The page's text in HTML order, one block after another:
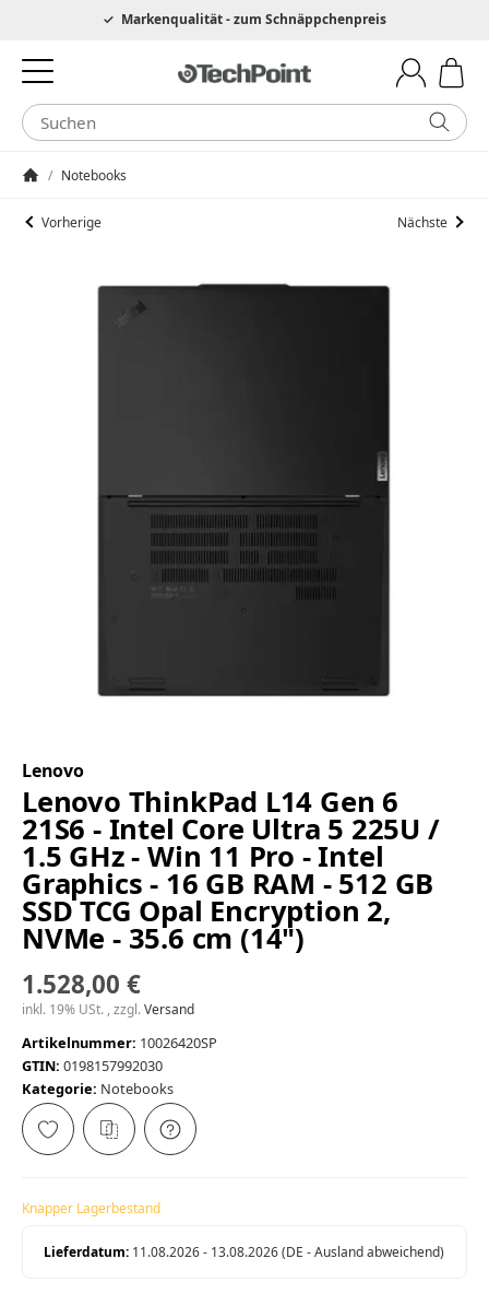
Hotline 0049 6205 3079975Markenqualität - zum Schnäppchenpreis
/ Notebooks
Vorherige Nächste
Lenovo
Lenovo ThinkPad L14 Gen 6
21S6 - Intel Core Ultra 5 225U /
1.5 GHz - Win 11 Pro - Intel
Graphics - 16 GB RAM - 512 GB
SSD TCG Opal Encryption 2,
NVMe - 35.6 cm (14")
1.528,00 €
inkl. 19% USt. , zzgl.Versand
Artikelnummer: 10026420SP
GTIN: 0198157992030
Kategorie: Notebooks
Knapper Lagerbestand
Lieferdatum: 11.08.2026 - 13.08.2026(DE - Ausland abweichend)